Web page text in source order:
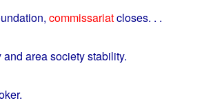
, commissariatcloses. . .
and areasocietystability.
.